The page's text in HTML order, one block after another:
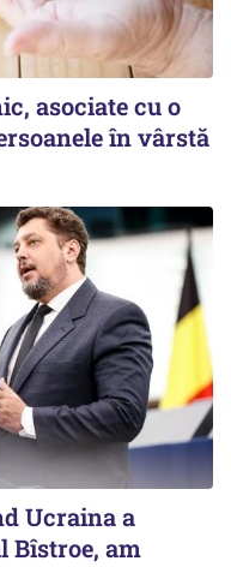
asociate cu o
în vârstă
Ucraina a
Bîstroe, am